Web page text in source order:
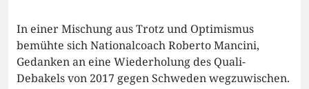
In einer Mischung aus Trotz und Optimismus
bemühte sich Nationalcoach Roberto Mancini,
Gedanken an eine Wiederholung des Quali-
Debakels von 2017 gegen Schweden wegzuwischen.